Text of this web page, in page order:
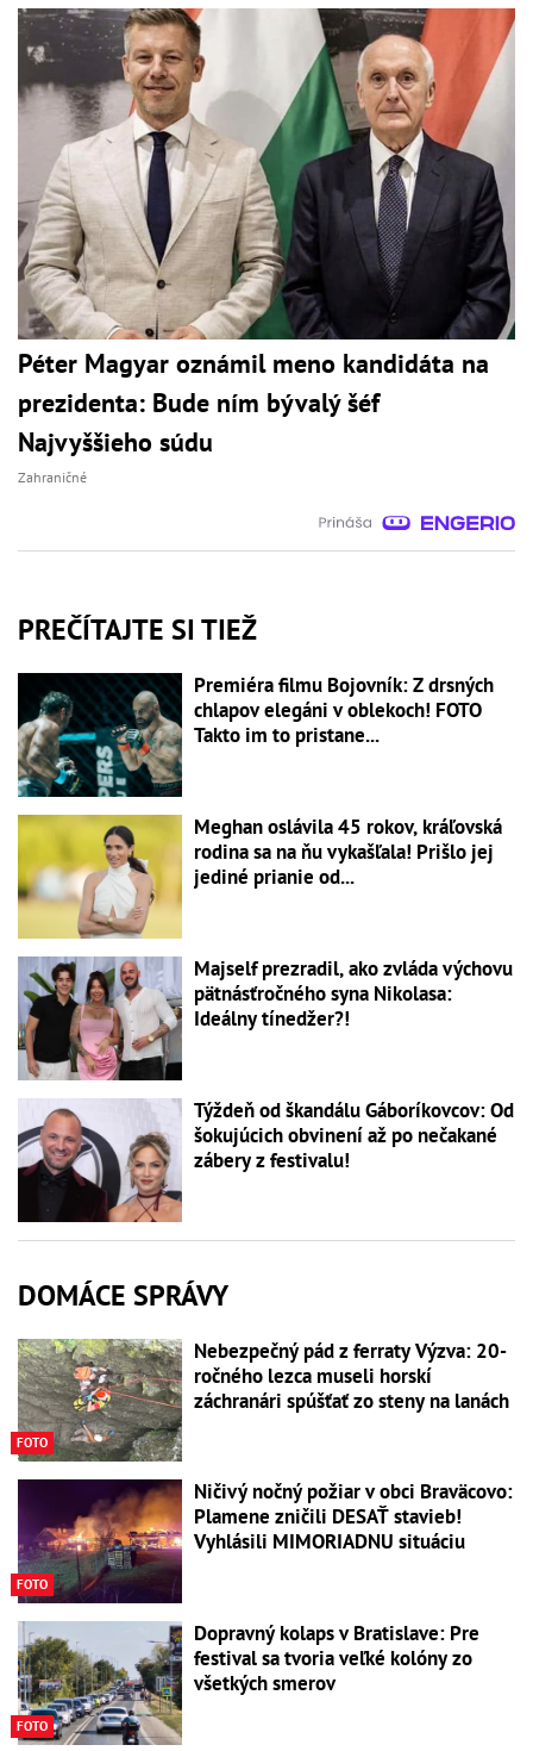
Péter Magyar oznámil meno kandidáta na
prezidenta: Bude ním bývalý šéf
Najvyššieho súdu
Zahraničné
PREČÍTAJTE SI TIEŽ
Premiéra filmu Bojovník: Z drsných
chlapov elegáni v oblekoch! FOTO
Takto im to pristane...
Meghan oslávila 45 rokov, kráľovská
rodina sa na ňu vykašľala! Prišlo jej
jediné prianie od...
Majself prezradil, ako zvláda výchovu
pätnásťročného syna Nikolasa:
Ideálny tínedžer?!
Týždeň od škandálu Gáboríkovcov: Od
šokujúcich obvinení až po nečakané
zábery z festivalu!
DOMÁCE SPRÁVY
FOTO
Nebezpečný pád z ferraty Výzva: 20-
ročného lezca museli horskí
záchranári spúšťať zo steny na lanách
FOTO
Ničivý nočný požiar v obci Braväcovo:
Plamene zničili DESAŤ stavieb!
Vyhlásili MIMORIADNU situáciu
FOTO
Dopravný kolaps v Bratislave: Pre
festival sa tvoria veľké kolóny zo
všetkých smerov